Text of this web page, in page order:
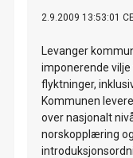
2.9.2009 13:53:01
Levanger
imponerende
flyktninger,
Kommunen
over nasjonalt
norskopplæring